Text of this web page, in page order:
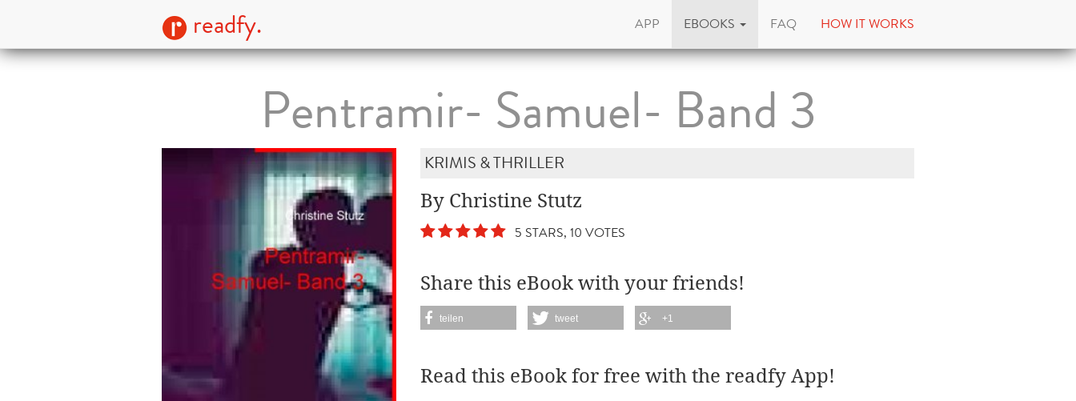
readfy. APP EBOOKS FAQ HOW IT WORKS
Pentramir- Samuel- Band 3
KRIMIS & THRILLER
By Christine Stutz
5 STARS, 10 VOTES
Share this eBook with your friends!
teilen tweet +1
Read this eBook for free with the readfy App!